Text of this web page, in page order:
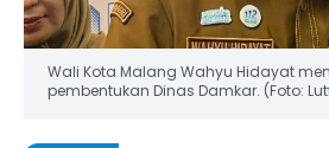
Wali Kota Malang Wahyu Hidayat
pembentukan Dinas Damkar. (Foto: